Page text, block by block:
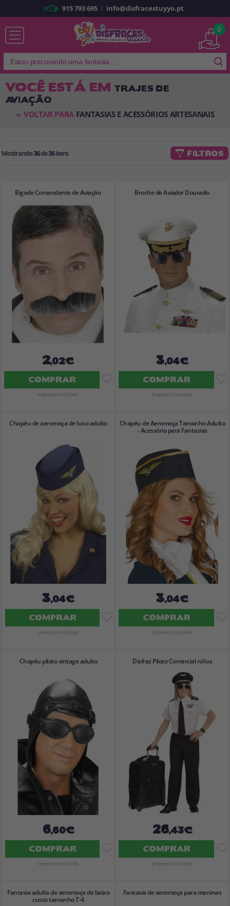
Já sou cliente
Lembrar-me
Ao criar uma conta em disfracestuyyo.pt
compras rapidamente em nossa loja virtual, verificar o status de seus
pedidos e consultar suas operações anteriores.
Vá em frente! Estávamos esperando por você.
CRIAR CONTA
915 793 695 | info@disfracestuyyo.pt
0
VOCÊ ESTÁ EM TRAJES DE
AVIAÇÃO
<< VOLTAR PARA FANTASIAS E ACESSÓRIOS ARTESANAIS
Mostrando36de36itens FILTROS
Bigode Comandante de Aviação
2,02€
COMPRAR
Imposto Incluído
Broche de Aviador Dourado.
3,04€
COMPRAR
Imposto Incluído
Chapéu de aeromoça de luxo adulto
3,04€
COMPRAR
Imposto Incluído
Chapéu de Aeromoça Tamanho Adulto
- Acessório para Fantasias
3,04€
COMPRAR
Imposto Incluído
Chapéu piloto vintage adulto
6,60€
COMPRAR
Imposto Incluído
Disfraz Piloto Comercial niños
26,43€
COMPRAR
Imposto Incluído
Fantasia adulta de aeromoça de baixo
custo tamanho T-4
Fantasia de aeromoça para meninas